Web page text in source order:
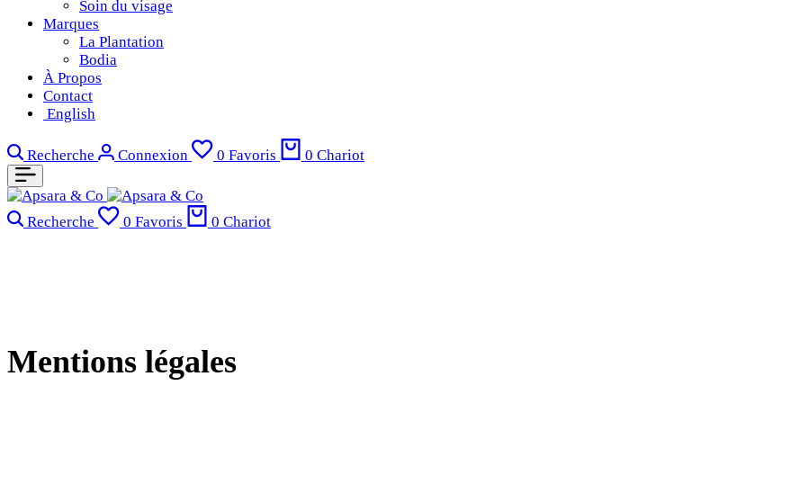
Soin du visage
Marques
La Plantation
Bodia
À Propos
Contact
English
Recherche Connexion 0 Favoris 0 Chariot
Recherche 0 Favoris 0 Chariot
Mentions légales